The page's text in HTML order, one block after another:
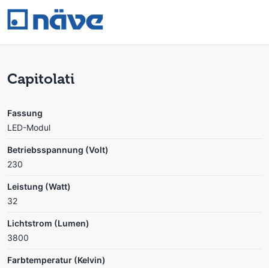
Capitolati
Fassung
LED-Modul
Betriebsspannung (Volt)
230
Leistung (Watt)
32
Lichtstrom (Lumen)
3800
Farbtemperatur (Kelvin)